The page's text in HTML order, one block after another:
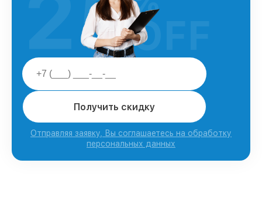
Получить скидку
Отправляя заявку, Вы соглашаетесь на обработку
персональных данных
OFF